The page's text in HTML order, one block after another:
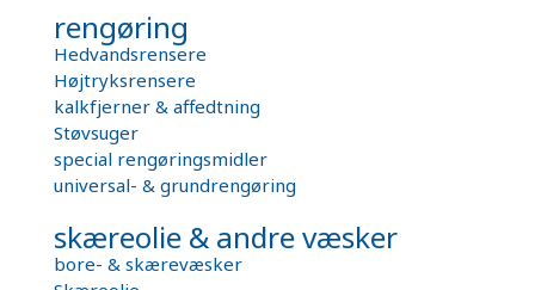
rengøring
Hedvandsrensere
Højtryksrensere
kalkfjerner & affedtning
Støvsuger
special rengøringsmidler
universal- & grundrengøring
skæreolie & andre væsker
bore- & skærevæsker